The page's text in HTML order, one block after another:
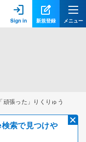
Sign in 新規登録 メニュー
張った」りくりゅう
索で見つけや